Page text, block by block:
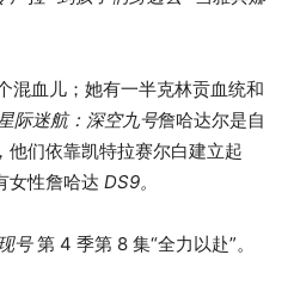
混血儿；她有一半克林贡血统和
际迷航：深空九号詹哈达尔是自
们依靠凯特拉赛尔白建立起
女性詹哈达 DS9。
号第 4 季第 8 集“全力以赴”。